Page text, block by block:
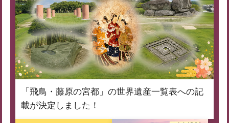
「飛鳥・藤原の宮都」の世界遺産一覧表への記
載が決定しました！